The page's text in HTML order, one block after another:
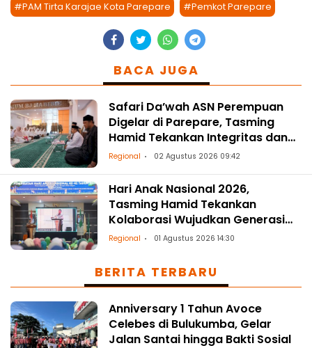
#PAM Tirta Karajae Kota Parepare #Pemkot Parepare
BACA JUGA
Safari Da’wah ASN Perempuan
Digelar di Parepare, Tasming
Hamid Tekankan Integritas dan
Spiritualitas
Regional 02 Agustus 2026 09:42
Hari Anak Nasional 2026,
Tasming Hamid Tekankan
Kolaborasi Wujudkan Generasi
Sehat dan Berkualitas
Regional 01 Agustus 2026 14:30
BERITA TERBARU
Anniversary 1 Tahun Avoce
Celebes di Bulukumba, Gelar
Jalan Santai hingga Bakti Sosial